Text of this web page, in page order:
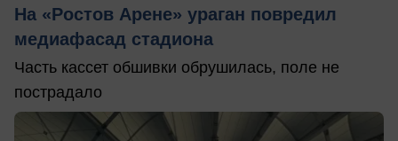
На «Ростов Арене» ураган повредил
медиафасад стадиона
Часть кассет обшивки обрушилась, поле не
пострадало